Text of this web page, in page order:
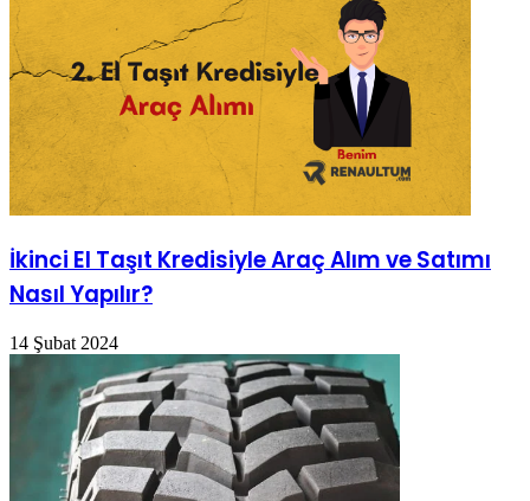
İkinci El Taşıt Kredisiyle Araç Alım ve Satımı
Nasıl Yapılır?
14 Şubat 2024